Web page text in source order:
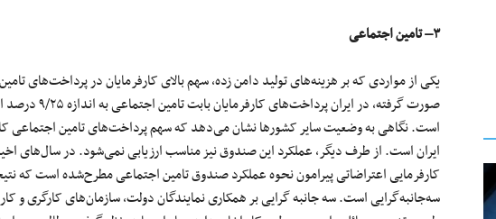
۳–تامین اجتماعی
یکی از مواردی که بر هزینه‌های تولید دامن زده، سهم بالای کارفرمایان درپرداخت‌های
صورت گرفته، در ایرانپرداخت‌هایکارفرمایان بابتتامین اجتماعیبهاندازه ۹/۲۵ درصد
است. نگاهی به وضعیت سایر کشورها نشانمی‌دهدکه سهمپرداخت‌هایتامین اجتماعی
ایران است. از طرف دیگر، عملکرد این صندوق نیز مناسب ارزیابینمی‌شود. در سال‌های
کارفرمایی اعتراضاتی پیرامون نحوه عملکرد صندوقتامین اجتماعیمطرح‌شدهاست که
سه‌جانبه‌گراییاست.سهجانبهگرایی بر همکاری نمایندگان دولت،سازمان‌هایکارگری و